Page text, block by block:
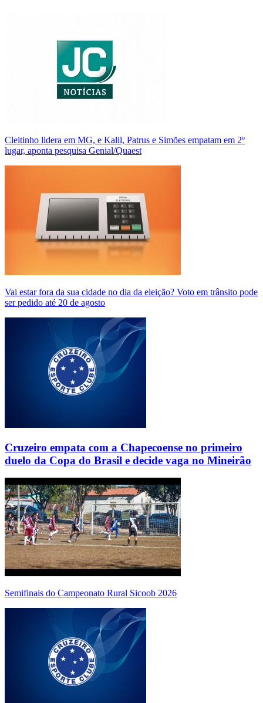
Cleitinho lidera em MG, e Kalil, Patrus e Simões empatam em 2º
lugar, aponta pesquisa Genial/Quaest
Vai estar fora da sua cidade no dia da eleição? Voto em trânsito pode
ser pedido até 20 de agosto
Cruzeiro empata com a Chapecoense no primeiro
duelo da Copa do Brasil e decide vaga no Mineirão
Semifinais do Campeonato Rural Sicoob 2026